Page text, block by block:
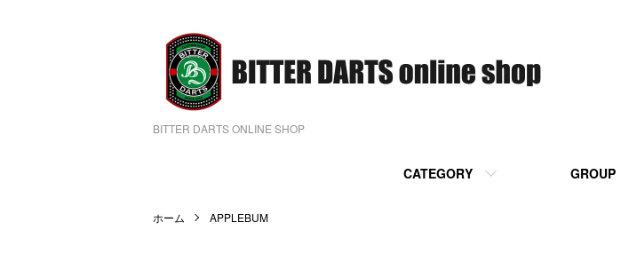
BITTER DARTS ONLINE SHOP
CATEGORY GROUP
ホーム APPLEBUM